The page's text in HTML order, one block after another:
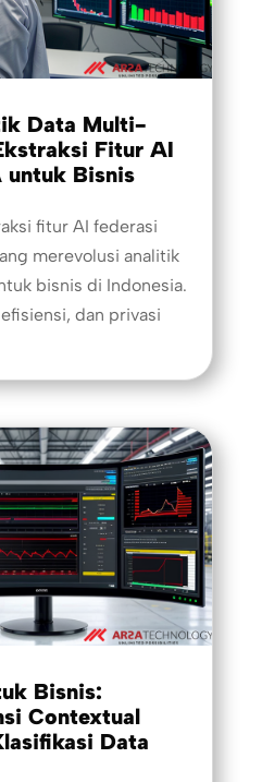
Data Multi-
Fitur AI
untuk Bisnis
fitur AI federasi
merevolusi analitik
bisnis di Indonesia.
dan privasi
Bisnis:
Contextual
Data